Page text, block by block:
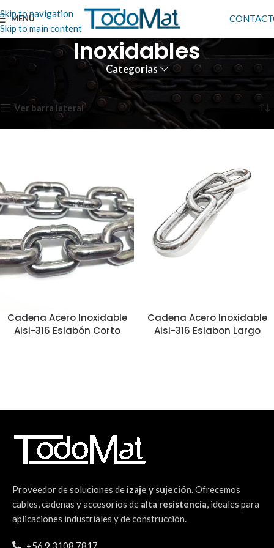
Skip to navigation
Skip to main content
MENÚ
Inoxidables
Categorías
Cadenas de Acero Inoxidables Mostrando los 2 resultados
Ver barra lateral
Cadena Acero Inoxidable
Aisi-316 Eslabón Corto
Cadena Acero Inoxidable
Aisi-316 Eslabon Largo
Proveedor de soluciones de izaje y sujeción . Ofrecemos
cables, cadenas y accesorios de alta resistencia , ideales para
aplicaciones industriales y de construcción.
+56 9 3108 7817